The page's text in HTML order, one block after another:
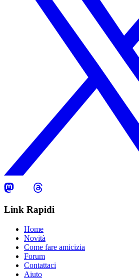
Link Rapidi
Home
Novità
Come fare amicizia
Forum
Contattaci
Aiuto